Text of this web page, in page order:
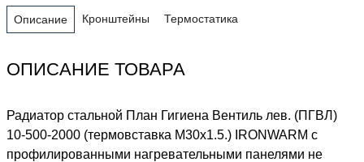
Описание Кронштейны Термостатика
ОПИСАНИЕ ТОВАРА
Радиатор стальной План Гигиена Вентиль лев. (ПГВЛ)
10-500-2000 (термовставка М30х1.5.) IRONWARM с
профилированными нагревательными панелями не